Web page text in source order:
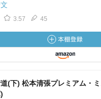
3.57 45
(下) 松本清張プレミアム・